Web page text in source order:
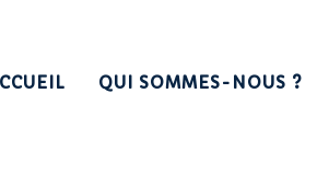
QUI SOMMES-NOUS ?